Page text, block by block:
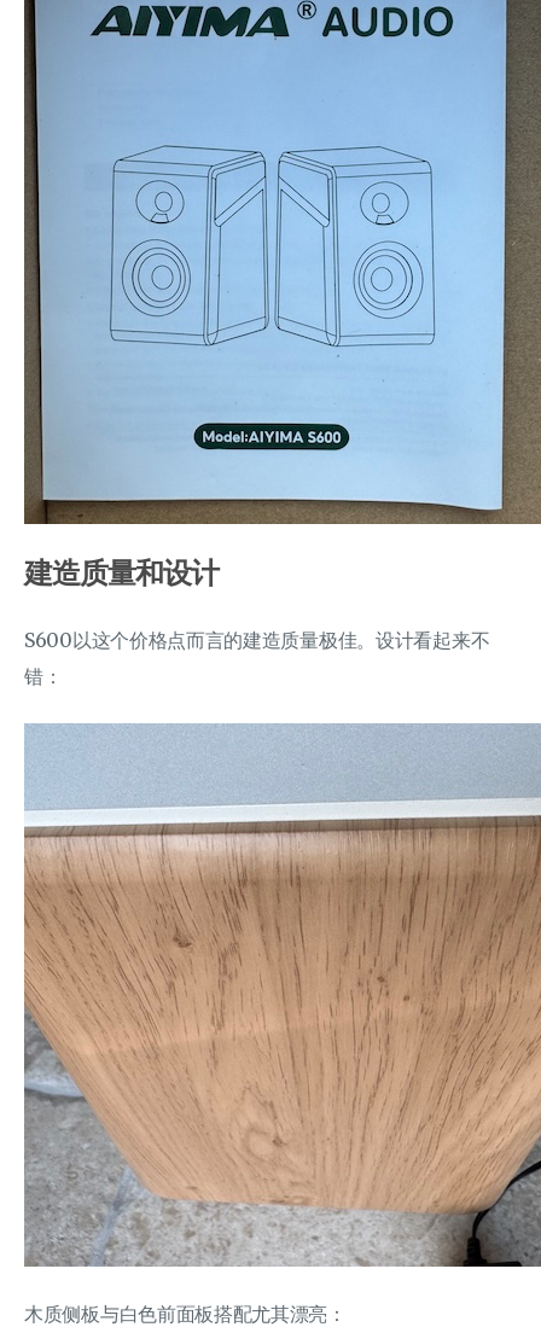
建造质量和设计
S600以这个价格点而言的建造质量极佳。设计看起来不
错：
木质侧板与白色前面板搭配尤其漂亮：